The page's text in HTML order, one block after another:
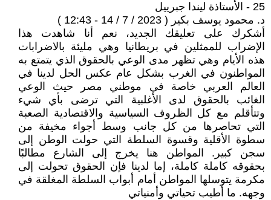
25 - الأستاذة ليندا جبرييل
د. محمود يوسف بكير ( 2023 / 7 / 14 - 12:43 )
أشكرك ‏على تعليقك الجديد، نعم أنا شاهدت هذا
الإضراب للممثلين في بريطانيا وهي مليئة بالاضرابات
هذه الأيام وهي تظهر مدى الوعي بالحقوق الذي يتمتع به
المواطنون في الغرب بشكل عام عكس الحل لدينا في
العالم العربي خاصة في موطني مصر حيث الوعي
الغائب بالحقوق لدى الأغلبية التي ترضى بأي شيء
وتتأقلم مع كل الظروف السياسية والاقتصادية الصعبة
‏التي تحاصرها من كل جانب وسط أجواء مخيفة من
سطوة الأقلية وقسوة السلطة التي حولت الوطن إلى
سجن كبير. المواطن هنا يخرج إلى الشارع مطالبًا
بحقوقه كاملة كاملة، إما لدينا فإن الحقوق تحولت إلى
مكرمة يتوسلها المواطن أمام أبواب السلطة المغلقة في
وجهه. ما أطيب تحياتي وأمنياتي